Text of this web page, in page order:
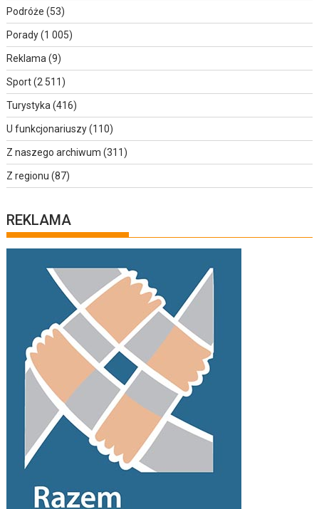
Podróże (53)
Porady(1 005)
Reklama (9)
Sport(2 511)
Turystyka (416)
U funkcjonariuszy(110)
Z naszego archiwum (311)
Z regionu (87)
REKLAMA